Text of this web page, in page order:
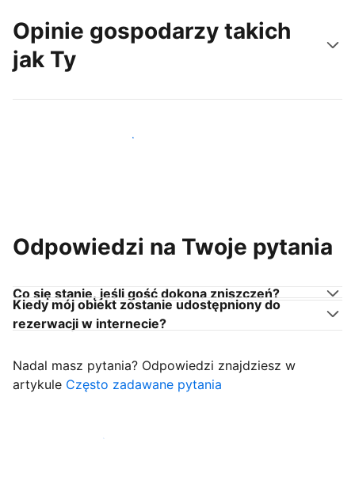
Opinie gospodarzy takich
jak Ty
Dołącz do gospodarzy takich jak Ty
Odpowiedzi na Twoje pytania
Co się stanie, jeśli gość dokona zniszczeń?
Kiedy mój obiekt zostanie udostępniony do
rezerwacji w internecie?
Nadal masz pytania? Odpowiedzi znajdziesz w
artykule Często zadawane pytania
Zacznij przyjmować gości